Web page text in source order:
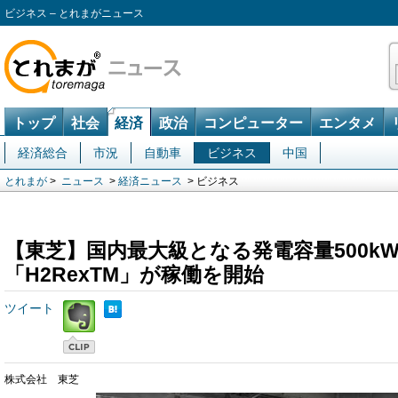
ビジネス – とれまがニュース
トップ 社会 経済 政治 コンピューター エンタメ
経済総合 市況 自動車 ビジネス 中国
とれまが > ニュース > 経済ニュース > ビジネス
【東芝】国内最大級となる発電容量
「H2RexTM」が稼働を開始
ツイート
株式会社 東芝